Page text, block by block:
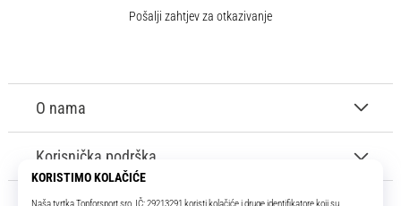
O nama
Korisnička podrška
Pošalji zahtjev za otkazivanje